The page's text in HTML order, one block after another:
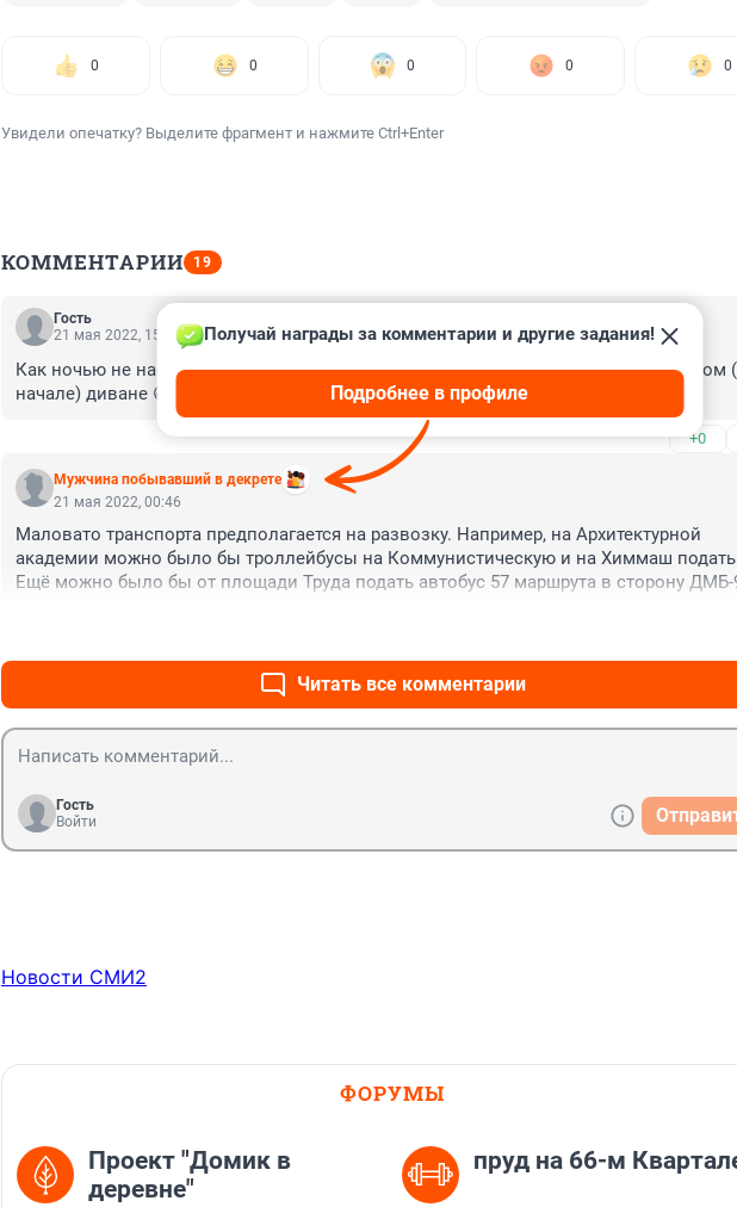
0 0 0 0 0
Увидели опечатку? Выделите фрагмент и нажмите Ctrl+Enter
КОММЕНТАРИИ 19
Гость
21 мая 2022, 15:56
Как ночью не наступить в лужу? ) Я лучше дома "Ночь в музее" посмотрю на сухом
начале) диване 😁
+0
Мужчина побывавший в декрете
Получай награды за комментарии и другие задания!
Подробнее в профиле
21 мая 2022, 00:46
Маловато транспорта предполагается на развозку. Например, на Архитектурной
академии можно было бы троллейбусы на Коммунистическую и на Химмаш
Ещё можно было бы от площади Труда подать автобус 57 маршрута в сторону ДМБ-
Читать все комментарии
Гость
Войти
Новости СМИ2
ФОРУМЫ
Проект "Домик в
деревне"
пруд на 66-м